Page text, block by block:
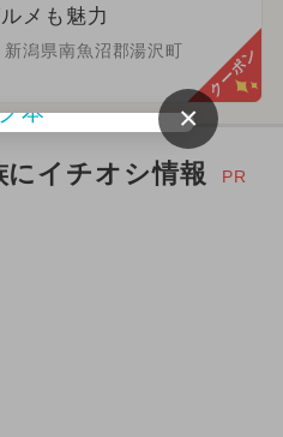
メも魅力
新潟県南魚沼郡湯沢町 クーポン
イチオシ情報 PR
×